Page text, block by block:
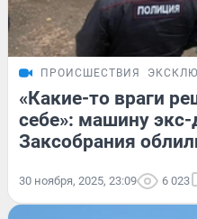
ПРОИСШЕСТВИЯ
«Какие-то враги
себе»: машину экс-
Заксобрания
30 ноября, 2025, 23:09 6 023